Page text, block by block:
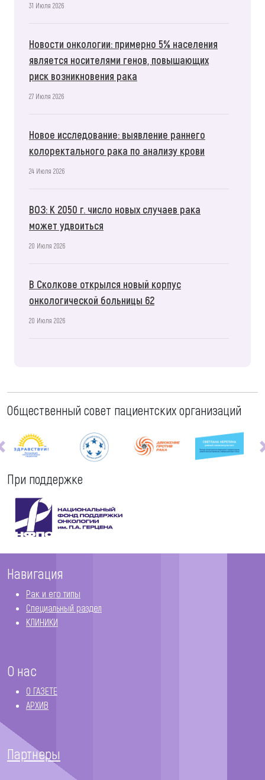
31 Июля 2026
Новости онкологии: примерно 5% населения
является носителями генов, повышающих
риск возникновения рака
27 Июля 2026
Новое исследование: выявление раннего
колоректального рака по анализу крови
24 Июля 2026
ВОЗ: К 2050 г. число новых случаев рака
может удвоиться
20 Июля 2026
В Сколкове открылся новый корпус
онкологической больницы 62
20 Июля 2026
Общественный совет пациентских организаций
При поддержке
Навигация
Рак и его типы
Специальный раздел
КЛИНИКИ
О нас
О ГАЗЕТЕ
АРХИВ
Партнеры